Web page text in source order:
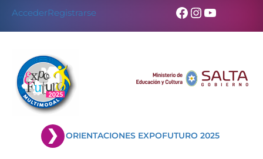
content
AccederRegistrarse Facebook
Instagram
YouTube
ORIENTACIONES EXPOFUTURO 2025